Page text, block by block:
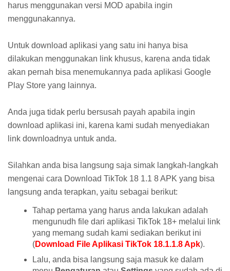
harus menggunakan versi MOD apabila ingin
menggunakannya.
Untuk download aplikasi yang satu ini hanya bisa
dilakukan menggunakan link khusus, karena anda tidak
akan pernah bisa menemukannya pada aplikasi Google
Play Store yang lainnya.
Anda juga tidak perlu bersusah payah apabila ingin
download aplikasi ini, karena kami sudah menyediakan
link downloadnya untuk anda.
Silahkan anda bisa langsung saja simak langkah-langkah
mengenai cara Download TikTok 18 1.1 8 APK yang bisa
langsung anda terapkan, yaitu sebagai berikut:
Tahap pertama yang harus anda lakukan adalah
mengunudh file dari aplikasi TikTok 18+ melalui link
yang memang sudah kami sediakan berikut ini
(Download File Aplikasi TikTok 18.1.1.8 Apk).
Lalu, anda bisa langsung saja masuk ke dalam